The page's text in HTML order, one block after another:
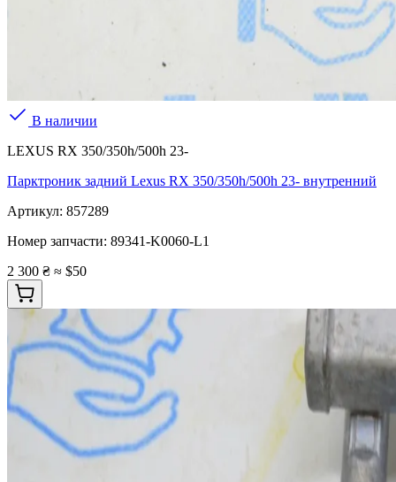
В наличии
LEXUS RX 350/350h/500h 23-
Парктроник задний Lexus RX 350/350h/500h 23- внутренний
Артикул: 857289
Номер запчасти: 89341-K0060-L1
2 300 ₴ ≈ $50